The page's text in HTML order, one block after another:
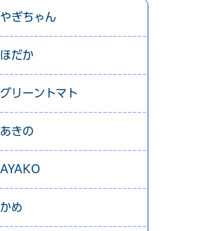
やぎちゃん
ほだか
グリーントマト
あきの
AYAKO
かめ